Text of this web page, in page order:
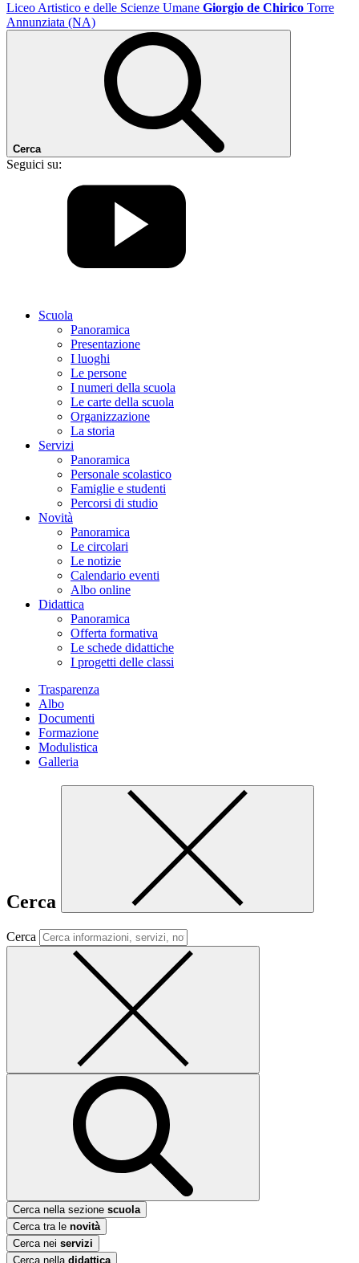
Liceo Artistico e delle Scienze Umane Giorgio de Chirico Torre
Annunziata (NA)
Cerca
Seguici su:
Scuola
Panoramica
Presentazione
I luoghi
Le persone
I numeri della scuola
Le carte della scuola
Organizzazione
La storia
Servizi
Panoramica
Personale scolastico
Famiglie e studenti
Percorsi di studio
Novità
Panoramica
Le circolari
Le notizie
Calendario eventi
Albo online
Didattica
Panoramica
Offerta formativa
Le schede didattiche
I progetti delle classi
Trasparenza
Albo
Documenti
Formazione
Modulistica
Galleria
Cerca
Cerca
Cerca nella sezione scuola
Cerca tra le novità
Cerca nei servizi
Cerca nella didattica